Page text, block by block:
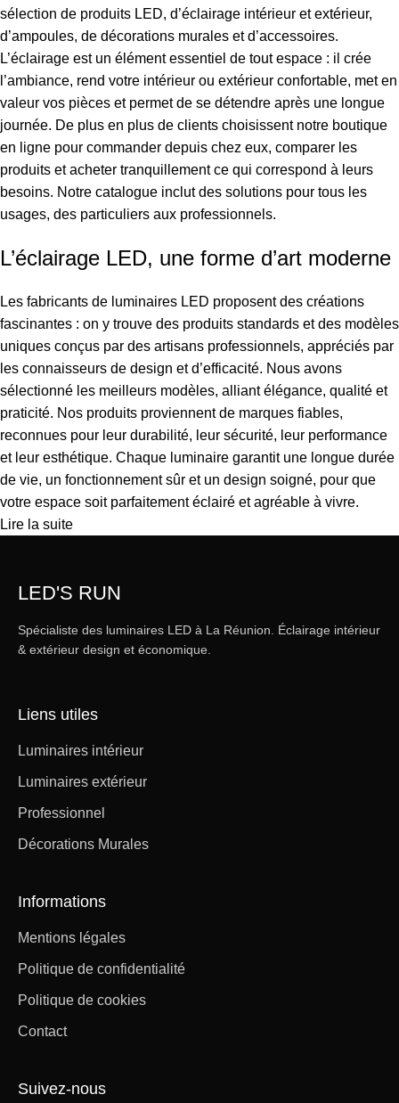
sélection de produits LED, d’éclairage intérieur et extérieur,
d’ampoules, de décorations murales et d’accessoires.
L’éclairage est un élément essentiel de tout espace : il crée
l’ambiance, rend votre intérieur ou extérieur confortable, met en
valeur vos pièces et permet de se détendre après une longue
journée. De plus en plus de clients choisissent notre boutique
en ligne pour commander depuis chez eux, comparer les
produits et acheter tranquillement ce qui correspond à leurs
besoins. Notre catalogue inclut des solutions pour tous les
usages, des particuliers aux professionnels.
L’éclairage LED, une forme d’art moderne
Les fabricants de luminaires LED proposent des créations
fascinantes : on y trouve des produits standards et des modèles
uniques conçus par des artisans professionnels, appréciés par
les connaisseurs de design et d’efficacité. Nous avons
sélectionné les meilleurs modèles, alliant élégance, qualité et
praticité. Nos produits proviennent de marques fiables,
reconnues pour leur durabilité, leur sécurité, leur performance
et leur esthétique. Chaque luminaire garantit une longue durée
de vie, un fonctionnement sûr et un design soigné, pour que
votre espace soit parfaitement éclairé et agréable à vivre.
Lire la suite
LED'S RUN
Spécialiste des luminaires LED à La Réunion. Éclairage intérieur
& extérieur design et économique.
Liens utiles
Luminaires intérieur
Luminaires extérieur
Professionnel
Décorations Murales
Informations
Mentions légales
Politique de confidentialité
Politique de cookies
Contact
Suivez-nous